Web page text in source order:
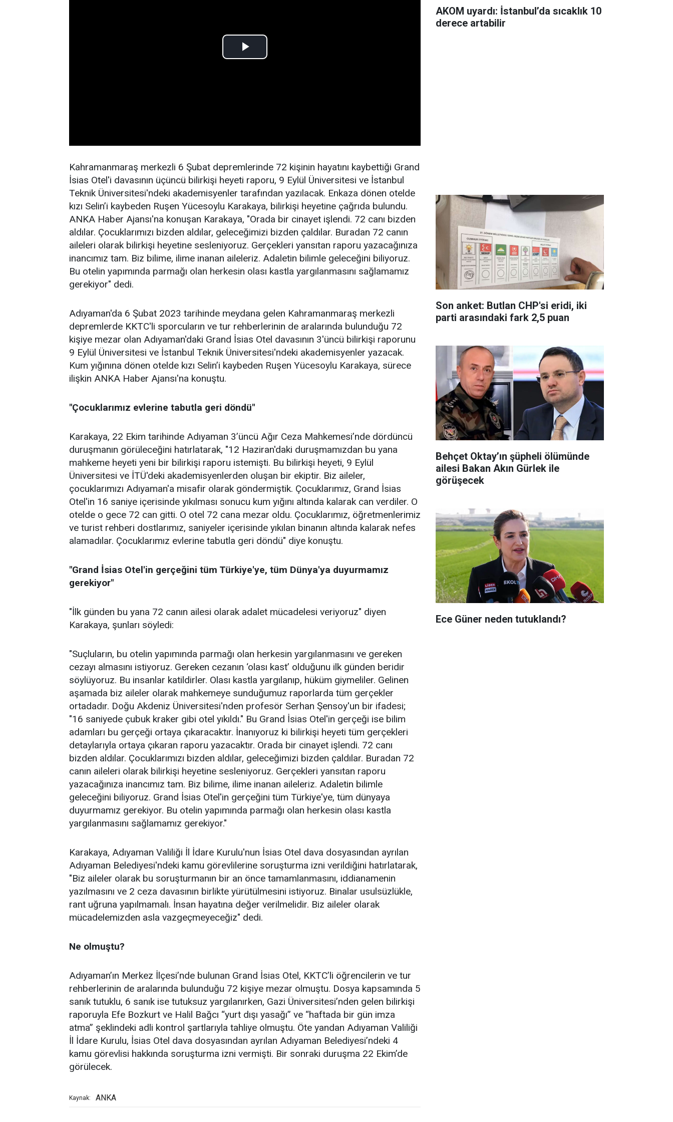
Kahramanmaraş merkezli 6 Şubat depremlerinde 72 kişinin hayatını kaybettiği Grand
İsias Otel'i davasının üçüncü bilirkişi heyeti raporu, 9 Eylül Üniversitesi ve İstanbul
Teknik Üniversitesi'ndeki akademisyenler tarafından yazılacak. Enkaza dönen otelde
kızı Selin’i kaybeden Ruşen Yücesoylu Karakaya, bilirkişi heyetine çağrıda bulundu.
ANKA Haber Ajansı'na konuşan Karakaya, "Orada bir cinayet işlendi. 72 canı bizden
aldılar. Çocuklarımızı bizden aldılar, geleceğimizi bizden çaldılar. Buradan 72 canın
aileleri olarak bilirkişi heyetine sesleniyoruz. Gerçekleri yansıtan raporu yazacağınıza
inancımız tam. Biz bilime, ilime inanan aileleriz. Adaletin bilimle geleceğini biliyoruz.
Bu otelin yapımında parmağı olan herkesin olası kastla yargılanmasını sağlamamız
gerekiyor" dedi.
Adıyaman'da 6 Şubat 2023 tarihinde meydana gelen Kahramanmaraş merkezli
depremlerde KKTC'li sporcuların ve tur rehberlerinin de aralarında bulunduğu 72
kişiye mezar olan Adıyaman'daki Grand İsias Otel davasının 3'üncü bilirkişi raporunu
9 Eylül Üniversitesi ve İstanbul Teknik Üniversitesi'ndeki akademisyenler yazacak.
Kum yığınına dönen otelde kızı Selin’i kaybeden Ruşen Yücesoylu Karakaya, sürece
ilişkin ANKA Haber Ajansı'na konuştu.
"Çocuklarımız evlerine tabutla geri döndü"
Karakaya, 22 Ekim tarihinde Adıyaman 3’üncü Ağır Ceza Mahkemesi’nde dördüncü
duruşmanın görüleceğini hatırlatarak, "12 Haziran'daki duruşmamızdan bu yana
mahkeme heyeti yeni bir bilirkişi raporu istemişti. Bu bilirkişi heyeti, 9 Eylül
Üniversitesi ve İTÜ'deki akademisyenlerden oluşan bir ekiptir. Biz aileler,
çocuklarımızı Adıyaman'a misafir olarak göndermiştik. Çocuklarımız, Grand İsias
Otel'in 16 saniye içerisinde yıkılması sonucu kum yığını altında kalarak can verdiler. O
otelde o gece 72 can gitti. O otel 72 cana mezar oldu. Çocuklarımız, öğretmenlerimiz
ve turist rehberi dostlarımız, saniyeler içerisinde yıkılan binanın altında kalarak nefes
alamadılar. Çocuklarımız evlerine tabutla geri döndü" diye konuştu.
"Grand İsias Otel'in gerçeğini tüm Türkiye'ye, tüm Dünya'ya duyurmamız
gerekiyor"
"İlk günden bu yana 72 canın ailesi olarak adalet mücadelesi veriyoruz" diyen
Karakaya, şunları söyledi:
"Suçluların, bu otelin yapımında parmağı olan herkesin yargılanmasını ve gereken
cezayı almasını istiyoruz. Gereken cezanın ‘olası kast’ olduğunu ilk günden beridir
söylüyoruz. Bu insanlar katildirler. Olası kastla yargılanıp, hüküm giymeliler. Gelinen
aşamada biz aileler olarak mahkemeye sunduğumuz raporlarda tüm gerçekler
ortadadır. Doğu Akdeniz Üniversitesi'nden profesör Serhan Şensoy'un bir ifadesi;
"16 saniyede çubuk kraker gibi otel yıkıldı." Bu Grand İsias Otel'in gerçeği ise bilim
adamları bu gerçeği ortaya çıkaracaktır. İnanıyoruz ki bilirkişi heyeti tüm gerçekleri
detaylarıyla ortaya çıkaran raporu yazacaktır. Orada bir cinayet işlendi. 72 canı
bizden aldılar. Çocuklarımızı bizden aldılar, geleceğimizi bizden çaldılar. Buradan 72
canın aileleri olarak bilirkişi heyetine sesleniyoruz. Gerçekleri yansıtan raporu
yazacağınıza inancımız tam. Biz bilime, ilime inanan aileleriz. Adaletin bilimle
geleceğini biliyoruz. Grand İsias Otel'in gerçeğini tüm Türkiye'ye, tüm dünyaya
duyurmamız gerekiyor. Bu otelin yapımında parmağı olan herkesin olası kastla
yargılanmasını sağlamamız gerekiyor."
Karakaya, Adıyaman Valiliği İl İdare Kurulu'nun İsias Otel dava dosyasından ayrılan
Adıyaman Belediyesi'ndeki kamu görevlilerine soruşturma izni verildiğini hatırlatarak,
"Biz aileler olarak bu soruşturmanın bir an önce tamamlanmasını, iddianamenin
yazılmasını ve 2 ceza davasının birlikte yürütülmesini istiyoruz. Binalar usulsüzlükle,
rant uğruna yapılmamalı. İnsan hayatına değer verilmelidir. Biz aileler olarak
mücadelemizden asla vazgeçmeyeceğiz" dedi.
Ne olmuştu?
Adıyaman’ın Merkez İlçesi’nde bulunan Grand İsias Otel, KKTC’li öğrencilerin ve tur
rehberlerinin de aralarında bulunduğu 72 kişiye mezar olmuştu. Dosya kapsamında 5
sanık tutuklu, 6 sanık ise tutuksuz yargılanırken, Gazi Üniversitesi’nden gelen bilirkişi
raporuyla Efe Bozkurt ve Halil Bağcı “yurt dışı yasağı” ve “haftada bir gün imza
atma” şeklindeki adli kontrol şartlarıyla tahliye olmuştu. Öte yandan Adıyaman Valiliği
İl İdare Kurulu, İsias Otel dava dosyasından ayrılan Adıyaman Belediyesi’ndeki 4
kamu görevlisi hakkında soruşturma izni vermişti. Bir sonraki duruşma 22 Ekim’de
görülecek.
Kaynak: ANKA
AKOM uyardı: İstanbul’da sıcaklık 10
derece artabilir
Son anket: Butlan CHP'si eridi, iki
parti arasındaki fark 2,5 puan
Behçet Oktay’ın şüpheli ölümünde
ailesi Bakan Akın Gürlek ile
görüşecek
Ece Güner neden tutuklandı?